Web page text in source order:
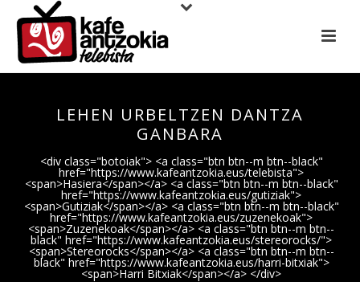
LEHEN URBELTZEN DANTZA
GANBARA
<div class="botoiak"> <a class="btn btn--m btn--black"
href="https://www.kafeantzokia.eus/telebista">
<span>Hasiera</span></a> <a class="btn btn--m btn--black"
href="https://www.kafeantzokia.eus/gutiziak">
<span>Gutiziak</span></a> <a class="btn btn--m btn--black"
href="https://www.kafeantzokia.eus/zuzenekoak">
<span>Zuzenekoak</span></a> <a class="btn btn--m btn--
black" href="https://www.kafeantzokia.eus/stereorocks/">
<span>Stereorocks</span></a> <a class="btn btn--m btn--
black" href="https://www.kafeantzokia.eus/harri-bitxiak">
<span>Harri Bitxiak</span></a> </div>